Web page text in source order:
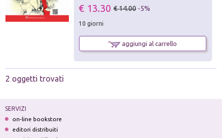
€ 13.30 € 14.00 -5%
10 giorni
aggiungi al carrello
2 oggetti trovati
SERVIZI
on-line bookstore
editori distribuiti